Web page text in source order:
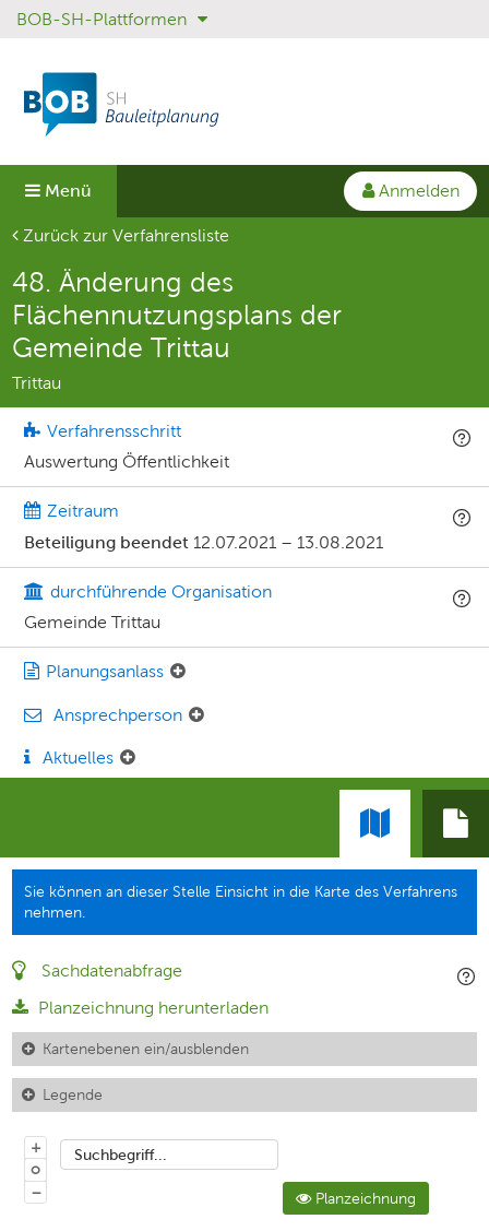
Sprungmenü
Direkt
Hauptnavigation
springen
Direkt
Inhalt
springen
BOB-SH-Plattformen
Menü
Anmelden
Aktuelle Seite
Zurück zur Verfahrensliste
48. Änderung des
Flächennutzungsplans der
Gemeinde Trittau
Trittau
Verfahrensschritt
Auswertung Öffentlichkeit
Zeitraum
Beteiligung beendet 12.07.2021 – 13.08.2021
durchführende Organisation
Gemeinde Trittau
Planungsanlass
Ansprechperson
Aktuelles
Sie können an dieser Stelle Einsicht in die Karte des Verfahrens
nehmen.
Sachdatenabfrage
Planzeichnung herunterladen
Kartenebenen ein/ausblenden
Legende
Suchbegriff...
Planzeichnung
+
o
−